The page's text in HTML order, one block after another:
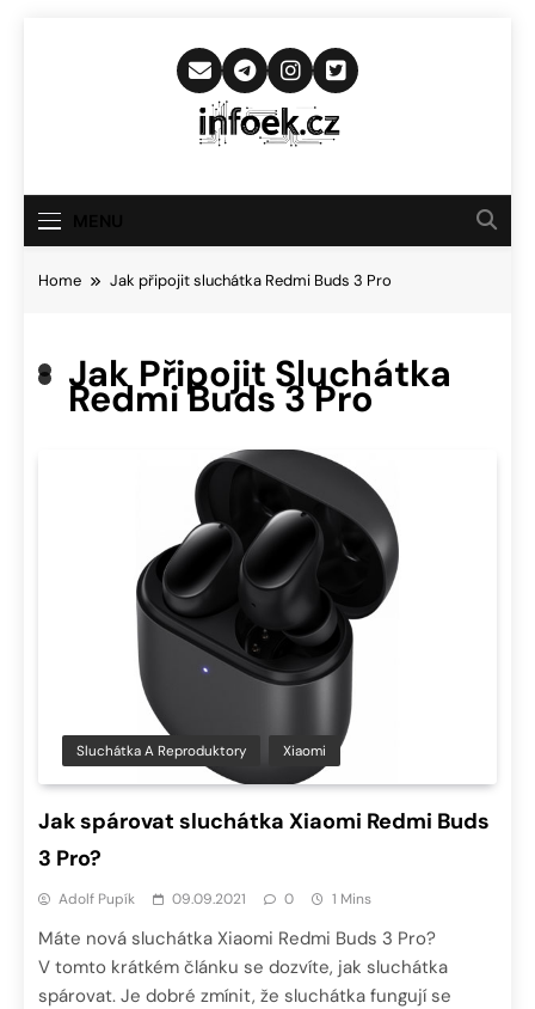
Infoek.cz
Novinkám
Home Jak připojit sluchátka Redmi Buds 3 Pro
Jak Připojit Sluchátka
Redmi Buds 3 Pro
Sluchátka A Reproduktory Xiaomi
Jak spárovat sluchátka Xiaomi Redmi Buds
3 Pro?
Adolf Pupík 09.09.2021 0 1 Mins
Máte nová sluchátka Xiaomi Redmi Buds 3 Pro?
V tomto krátkém článku se dozvíte, jak sluchátka
spárovat. Je dobré zmínit, že sluchátka fungují se